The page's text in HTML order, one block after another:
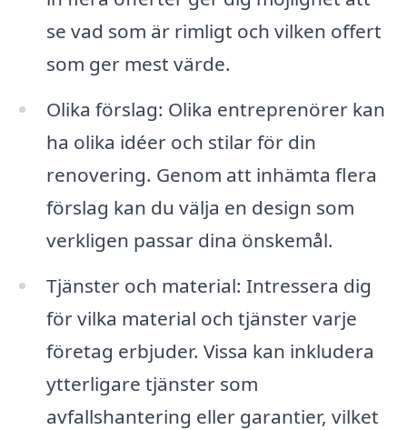
se vad som är rimligt och vilken offert
som ger mest värde.
Olika förslag: Olika entreprenörer kan
ha olika idéer och stilar för din
renovering. Genom att inhämta flera
förslag kan du välja en design som
verkligen passar dina önskemål.
Tjänster och material: Intressera dig
för vilka material och tjänster varje
företag erbjuder. Vissa kan inkludera
ytterligare tjänster som
avfallshantering eller garantier, vilket